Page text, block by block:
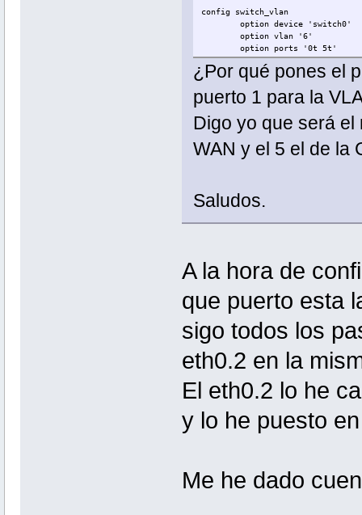
config switch_vlan
option device 'switch0'
option vlan '6'
option ports '0t 5t'
¿Por qué pones el
puerto 1 para la
Digo yo que será el
WAN y el 5 el de la
Saludos.
A la hora de
que puerto esta
sigo todos los
eth0.2 en la
El eth0.2 lo he
y lo he puesto
Me he dado